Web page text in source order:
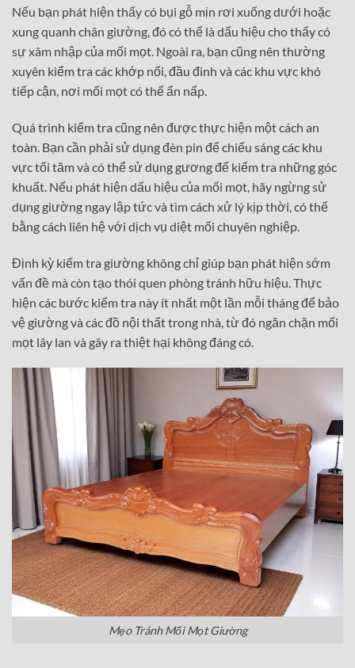
Nếu bạn phát hiện thấy có bụi gỗ mịn rơi xuống dưới hoặc
xung quanh chân giường, đó có thể là dấu hiệu cho thấy có
sự xâm nhập của mối mọt. Ngoài ra, bạn cũng nên thường
xuyên kiểm tra các khớp nối, đầu đinh và các khu vực khó
tiếp cận, nơi mối mọt có thể ẩn nấp.
Quá trình kiểm tra cũng nên được thực hiện một cách an
toàn. Bạn cần phải sử dụng đèn pin để chiếu sáng các khu
vực tối tăm và có thể sử dụng gương để kiểm tra những góc
khuất. Nếu phát hiện dấu hiệu của mối mọt, hãy ngừng sử
dụng giường ngay lập tức và tìm cách xử lý kịp thời, có thể
bằng cách liên hệ với dịch vụ diệt mối chuyên nghiệp.
Định kỳ kiểm tra giường không chỉ giúp bạn phát hiện sớm
vấn đề mà còn tạo thói quen phòng tránh hữu hiệu. Thực
hiện các bước kiểm tra này ít nhất một lần mỗi tháng để bảo
vệ giường và các đồ nội thất trong nhà, từ đó ngăn chặn mối
mọt lây lan và gây ra thiệt hại không đáng có.
Mẹo Tránh Mối Mọt Giường